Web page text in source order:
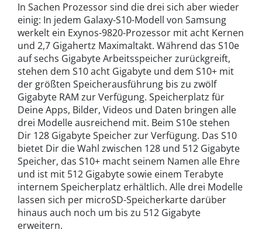
In Sachen Prozessor sind die drei sich aber wieder
einig: In jedem Galaxy-S10-Modell von Samsung
werkelt ein Exynos-9820-Prozessor mit acht Kernen
und 2,7 Gigahertz Maximaltakt. Während das S10e
auf sechs Gigabyte Arbeitsspeicher zurückgreift,
stehen dem S10 acht Gigabyte und dem S10+ mit
der größten Speicherausführung bis zu zwölf
Gigabyte RAM zur Verfügung. Speicherplatz für
Deine Apps, Bilder, Videos und Daten bringen alle
drei Modelle ausreichend mit. Beim S10e stehen
Dir 128 Gigabyte Speicher zur Verfügung. Das S10
bietet Dir die Wahl zwischen 128 und 512 Gigabyte
Speicher, das S10+ macht seinem Namen alle Ehre
und ist mit 512 Gigabyte sowie einem Terabyte
internem Speicherplatz erhältlich. Alle drei Modelle
lassen sich per microSD-Speicherkarte darüber
hinaus auch noch um bis zu 512 Gigabyte
erweitern.